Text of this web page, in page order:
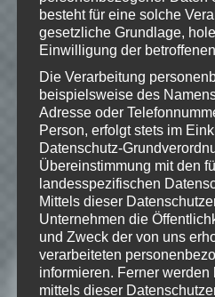
All rights reserved.
Wie gefällt dir
Klicke hier
eine
Schreibe einen
Deine E-Mail-
veröffentlicht.
sind mit*markiert
besteht für eine solche
gesetzliche Grundlage,
Einwilligung der
Die Verarbeitung
beispielsweise des
Adresse oder
Person, erfolgt stets im
Datenschutz-
Übereinstimmung mit den
landesspezifischen
Mittels dieser
Unternehmen die
und Zweck der von uns
verarbeiteten
informieren. Ferner werden
mittels dieser